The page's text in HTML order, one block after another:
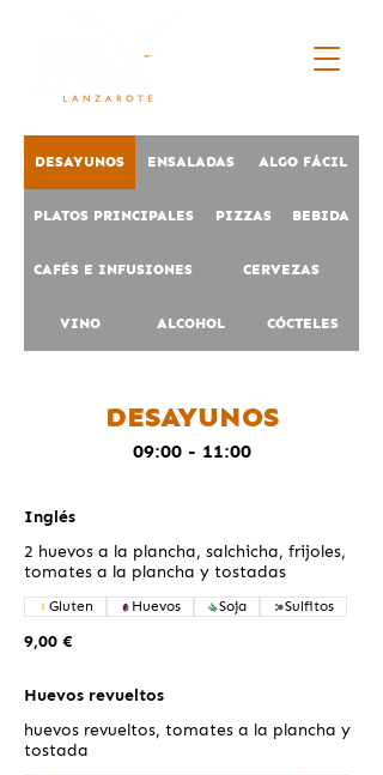
DESAYUNOS ENSALADAS ALGO FÁCIL
PLATOS PRINCIPALES PIZZAS BEBIDA
CAFÉS E INFUSIONES CERVEZAS
VINO ALCOHOL CÓCTELES
DESAYUNOS
09:00 - 11:00
Inglés
2 huevos a la plancha, salchicha, frijoles,
tomates a la plancha y tostadas
9,00 €
Gluten Huevos Soja Sulfitos
Huevos revueltos
huevos revueltos, tomates a la plancha y
tostada